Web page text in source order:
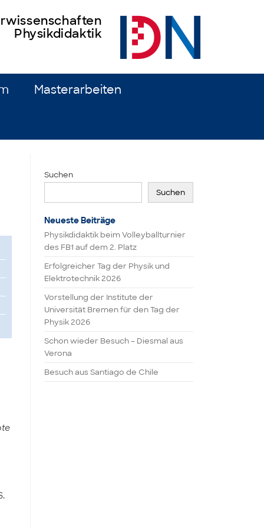
Physikdidaktik
Masterarbeiten
Suchen
Suchen
Neueste Beiträge
Physikdidaktik beim Volleyballturnier
des FB1 auf dem 2. Platz
Erfolgreicher Tag der Physik und
Elektrotechnik 2026
Vorstellung der Institute der
Universität Bremen für den Tag der
Physik 2026
Schon wieder Besuch – Diesmal aus
Verona
Besuch aus Santiago de Chile